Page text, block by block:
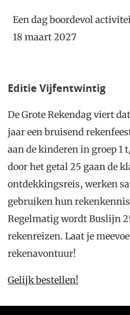
Een dag boordevol
18 maart 2027
Editie Vijfentwintig
De Grote Rekendag viert
jaar een bruisend
aan de kinderen in groep 1
door het getal 25 gaan de
ontdekkingsreis, werken
gebruiken hun
Regelmatig wordt Buslijn
rekenreizen. Laat je
rekenavontuur!
Gelijk bestellen!